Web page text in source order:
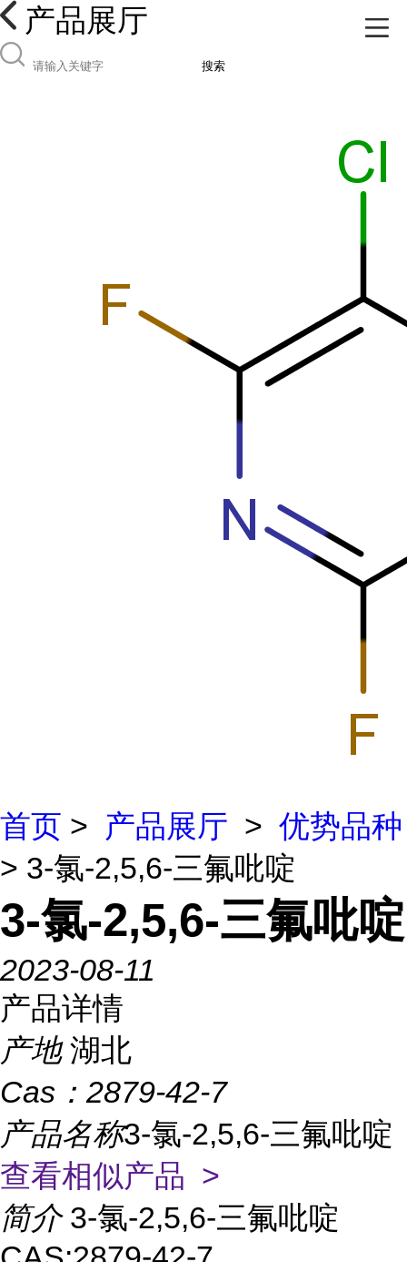
产品展厅
搜索
首页 > 产品展厅 > 优势品种
> 3-氯-2,5,6-三氟吡啶
3-氯-2,5,6-三氟吡啶
2023-08-11
产品详情
产地 湖北
Cas： 2879-42-7
产品名称3-氯-2,5,6-三氟吡啶
查看相似产品 >
简介 3-氯-2,5,6-三氟吡啶